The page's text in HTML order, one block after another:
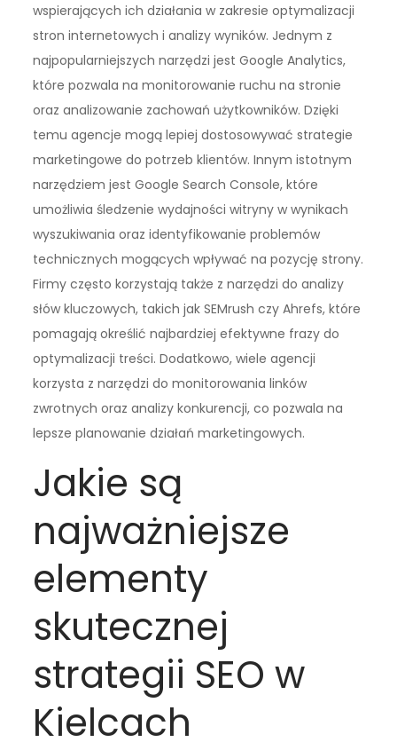
wspierających ich działania w zakresie optymalizacji
stron internetowych i analizy wyników. Jednym z
najpopularniejszych narzędzi jest Google Analytics,
które pozwala na monitorowanie ruchu na stronie
oraz analizowanie zachowań użytkowników. Dzięki
temu agencje mogą lepiej dostosowywać strategie
marketingowe do potrzeb klientów. Innym istotnym
narzędziem jest Google Search Console, które
umożliwia śledzenie wydajności witryny w wynikach
wyszukiwania oraz identyfikowanie problemów
technicznych mogących wpływać na pozycję strony.
Firmy często korzystają także z narzędzi do analizy
słów kluczowych, takich jak SEMrush czy Ahrefs, które
pomagają określić najbardziej efektywne frazy do
optymalizacji treści. Dodatkowo, wiele agencji
korzysta z narzędzi do monitorowania linków
zwrotnych oraz analizy konkurencji, co pozwala na
lepsze planowanie działań marketingowych.
Jakie są
najważniejsze
elementy
skutecznej
strategii SEO w
Kielcach